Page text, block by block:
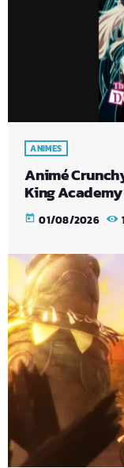
ANIMES
Animé
King
today 01/08/2026